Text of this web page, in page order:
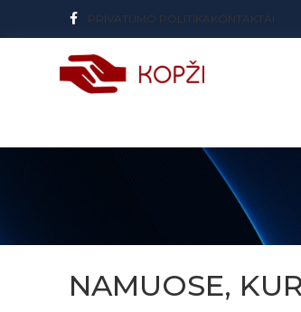
PRIVATUMO POLITIKA KONTAKTAI
NAMUOSE,